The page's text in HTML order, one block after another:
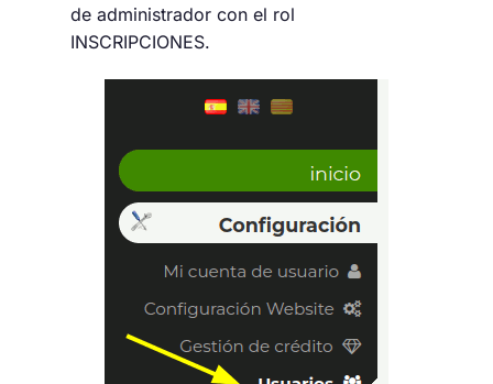
de administrador con el rol
INSCRIPCIONES.